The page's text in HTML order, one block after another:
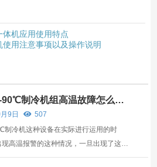
体机应用使用特点
使用注意事项以及操作说明
90℃制冷机组高温故障怎么处
9日
507
制冷机这种设备在实际进行运用的时
高温报警的这种情况，一旦出现了这种
操作人员而言还是比较棘手的，那么在